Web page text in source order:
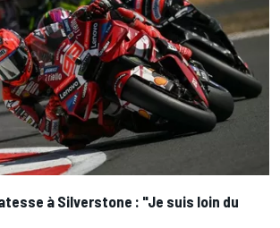
à Silverstone : "Je suis loin du